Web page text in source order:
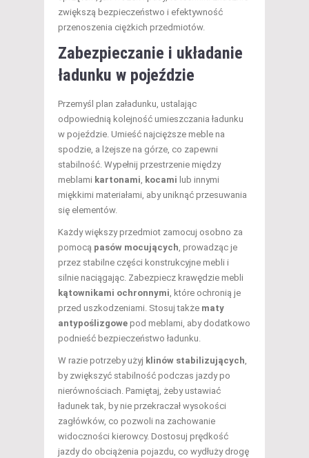
zwiększą bezpieczeństwo i efektywność
przenoszenia ciężkich przedmiotów.
Zabezpieczanie i układanie
ładunku w pojeździe
Przemyśl plan załadunku, ustalając
odpowiednią kolejność umieszczania ładunku
w pojeździe. Umieść najcięższe meble na
spodzie, a lżejsze na górze, co zapewni
stabilność. Wypełnij przestrzenie między
meblami kartonami, kocami lub innymi
miękkimi materiałami, aby uniknąć przesuwania
się elementów.
Każdy większy przedmiot zamocuj osobno za
pomocą pasów mocujących, prowadząc je
przez stabilne części konstrukcyjne mebli i
silnie naciągając. Zabezpiecz krawędzie mebli
kątownikami ochronnymi, które ochronią je
przed uszkodzeniami. Stosuj także maty
antypoślizgowe pod meblami, aby dodatkowo
podnieść bezpieczeństwo ładunku.
W razie potrzeby użyj klinów stabilizujących,
by zwiększyć stabilność podczas jazdy po
nierównościach. Pamiętaj, żeby ustawiać
ładunek tak, by nie przekraczał wysokości
zagłówków, co pozwoli na zachowanie
widoczności kierowcy. Dostosuj prędkość
jazdy do obciążenia pojazdu, co wydłuży drogę